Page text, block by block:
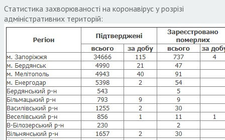
Статистика захворюваності на коронавірус у розрізі
адміністративних територій: